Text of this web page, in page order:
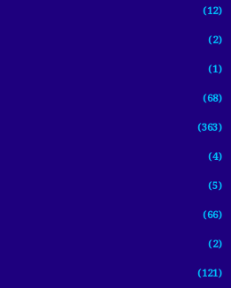
(12)
(2)
(1)
(68)
(363)
(4)
(5)
(66)
(2)
(121)